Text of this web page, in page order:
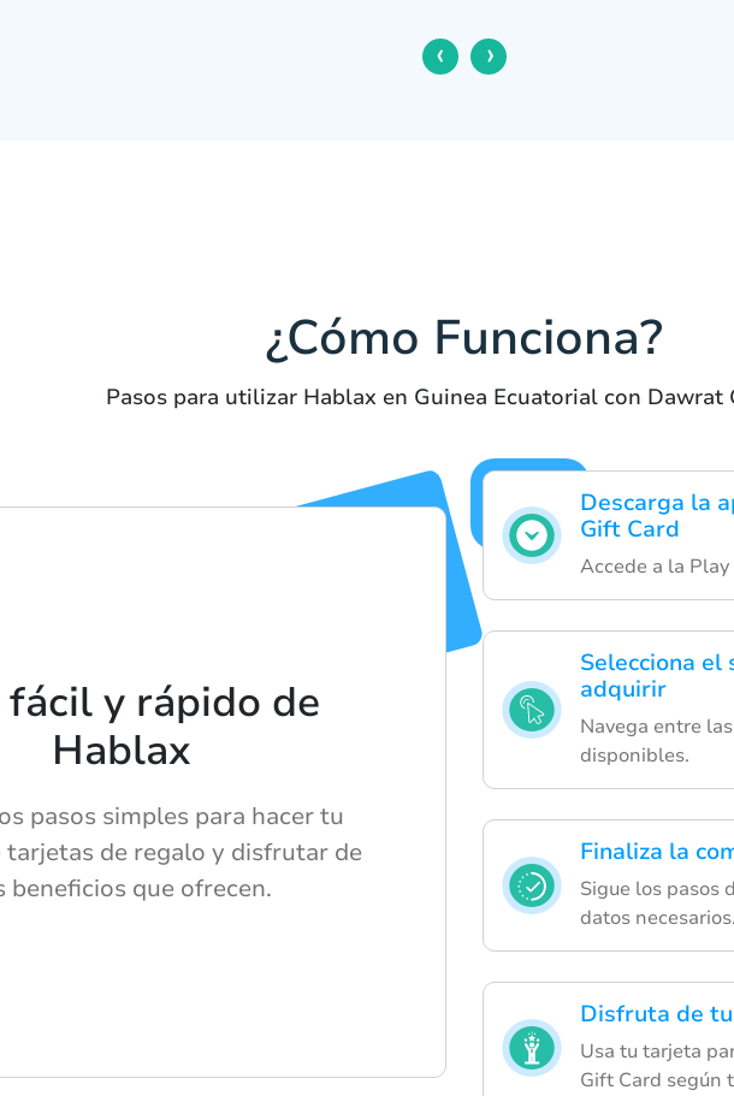
‹ ›
¿Cómo Funciona?
Pasos para utilizar Hablax en Guinea Ecuatorial con Dawrat
Descarga la
Gift Card
Accede a la
Selecciona el
adquirir
Navega entre
disponibles.
Finaliza la
Sigue los pasos
datos
Disfruta de
Usa tu tarjeta
Gift Card según
fácil y rápido de
Hablax
pasos simples para hacer tu
tarjetas de regalo y disfrutar de
beneficios que ofrecen.